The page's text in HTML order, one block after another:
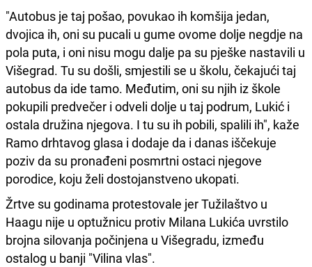
"Autobus je taj pošao, povukao ih komšija jedan,
dvojica ih, oni su pucali u gume ovome dolje negdje na
pola puta, i oni nisu mogu dalje pa su pješke nastavili u
Višegrad. Tu su došli, smjestili se u školu, čekajući taj
autobus da ide tamo. Međutim, oni su njih iz škole
pokupili predvečer i odveli dolje u taj podrum, Lukić i
ostala družina njegova. I tu su ih pobili, spalili ih", kaže
Ramo drhtavog glasa i dodaje da i danas iščekuje
poziv da su pronađeni posmrtni ostaci njegove
porodice, koju želi dostojanstveno ukopati.
Žrtve su godinama protestovale jer Tužilaštvo u
Haagu nije u optužnicu protiv Milana Lukića uvrstilo
brojna silovanja počinjena u Višegradu, između
ostalog u banji "Vilina vlas".